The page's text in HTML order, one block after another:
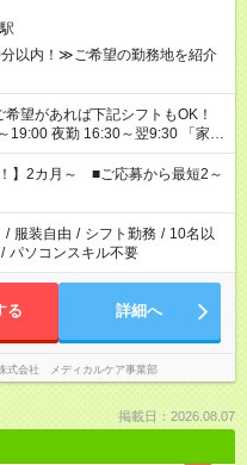
以内！≫ご希望の勤務地を紹介
夜勤 16:30～翌9:30 「家族
持って夕飯の準備がしたい」
など、ご希望を教えてください
。 合計で週40時間を超える場
】2カ月～ ■ご応募から最短2～
/ 服装自由 / シフト勤務 / 10名以
/ パソコンスキル不要
る 詳細へ
式会社 メディカルケア事業部
掲載日：2026.08.07